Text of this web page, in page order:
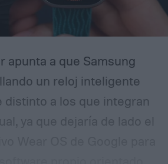
apunta a que Samsung
un reloj inteligente
distinto a los que integran
ya que dejaría de lado el